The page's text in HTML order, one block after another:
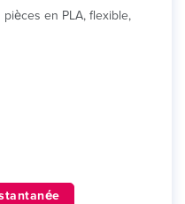
en PLA, flexible,